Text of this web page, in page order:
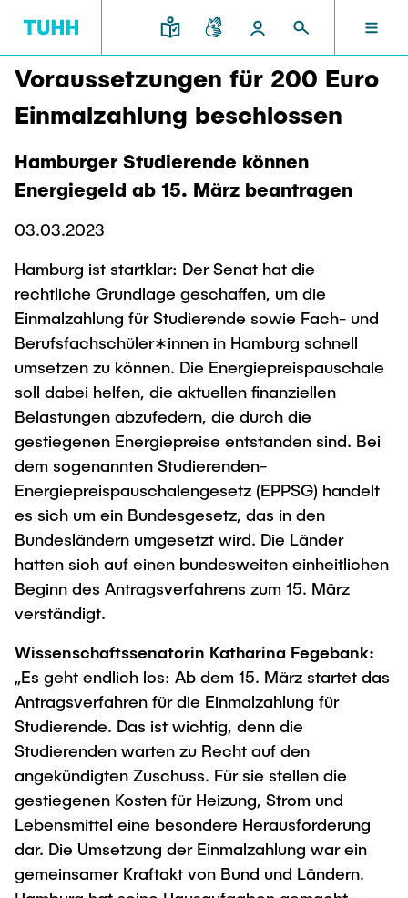
EN
TU HAMBURG
TU HAMBURG
Profile
Campus
Cooperation with TUHH
Sustainability
Newsroom
Press Release
Flyers and brochures
University magazine spektrum
Events
Merchandise-Shop
Working at TU Hamburg
Job opportunities
Faculty recruiting
Information for new employees
Internal Information
STUDYING
STUDYING
Education News
High School Students
Degree Courses
Study orientation
During your Studies
Advice and contact
New@tuhh
Around student life
study organization
AI in Education
After Graduation
Alumni
Career Center
Graduate Academy
Doctoral Degrees
Continuing Education
RESEARCH AND TRANSFER
Research Organisation
Hightech Agenda Deutschland @ TUHH
Coordinated Collaborative Research
Cluster of Excellence BlueMat
UNU HUB "Engineering to Face Climate
Change"
Research Funding
Early Career Research Support
Good Scientific Practice
Future Lectures
Team
Research & Transfer News
Interdisciplinary Workshop of the FSP
"Biobased Processes and Reactor
Technologies"
SCHOOLS
SCHOOLS
Civil and Environmental Engineering
Study programs
Research and Institutes
Electrical Engineering, Computer Science and
Mathematics
Study programs
Research and Institutes
Process Engineering
Study programs
Research and Institutes
Technology and Innovation in Education
News
Study programs
Research and Institutes
Management Sciences and Technology
Study Programs
Research and Institutes
Mechanical Engineering
Study programs
Research and institutes
Joint School of Multidisciplinary Studies
INTERNATIONAL
INTERNATIONAL
Mobility
Study Abroad
Internships abroad
Information sessions
Contact and advice
Campus International
Welcome Weeks
Semester Program
Exchange students
Intercultural Hub
International Scholars & Guests
Partnerships and Strategy
Study Exchange Partnerships
How to establish partnerships
Strategy
ECIU University
Contacts & International Team
Voraussetzungen für 200 Euro
Einmalzahlung beschlossen
Hamburger Studierende können
Energiegeld ab 15. März beantragen
03.03.2023
Hamburg ist startklar: Der Senat hat die
rechtliche Grundlage geschaffen, um die
Einmalzahlung für Studierende sowie Fach- und
Berufsfachschüler∗innen in Hamburg schnell
umsetzen zu können. Die Energiepreispauschale
soll dabei helfen, die aktuellen finanziellen
Belastungen abzufedern, die durch die
gestiegenen Energiepreise entstanden sind. Bei
dem sogenannten Studierenden-
Energiepreispauschalengesetz (EPPSG) handelt
es sich um ein Bundesgesetz, das in den
Bundesländern umgesetzt wird. Die Länder
hatten sich auf einen bundesweiten einheitlichen
Beginn des Antragsverfahrens zum 15. März
verständigt.
Wissenschaftssenatorin Katharina Fegebank:
„Es geht endlich los: Ab dem 15. März startet das
Antragsverfahren für die Einmalzahlung für
Studierende. Das ist wichtig, denn die
Studierenden warten zu Recht auf den
angekündigten Zuschuss. Für sie stellen die
gestiegenen Kosten für Heizung, Strom und
Lebensmittel eine besondere Herausforderung
dar. Die Umsetzung der Einmalzahlung war ein
gemeinsamer Kraftakt von Bund und Ländern.